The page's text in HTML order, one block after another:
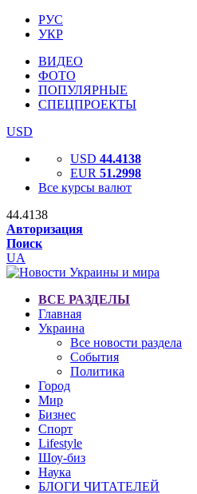
РУС
УКР
ВИДЕО
ФОТО
ПОПУЛЯРНЫЕ
СПЕЦПРОЕКТЫ
USD
USD 44.4138
EUR 51.2998
Все курсы валют
44.4138
Авторизация
Поиск
UA
ВСЕ РАЗДЕЛЫ
Главная
Украина
Все новости раздела
События
Политика
Город
Мир
Бизнес
Спорт
Lifestyle
Шоу-биз
Наука
БЛОГИ ЧИТАТЕЛЕЙ